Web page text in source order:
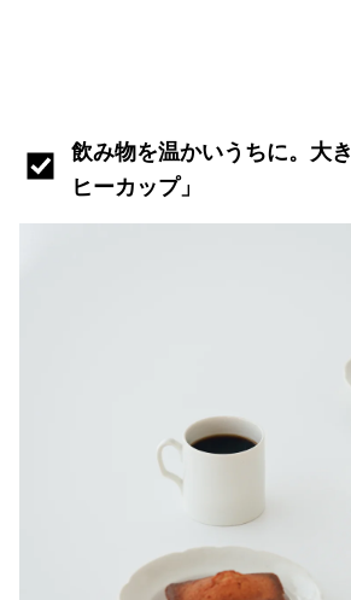
飲み物を温かいうちに。大き
ヒーカップ」